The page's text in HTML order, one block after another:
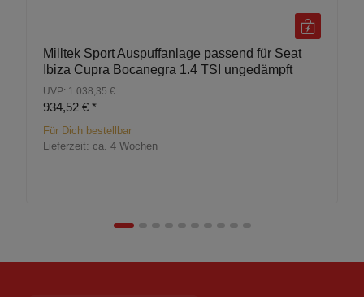
Milltek Sport Auspuffanlage passend für Seat
Ibiza Cupra Bocanegra 1.4 TSI ungedämpft
UVP: 1.038,35 €
934,52 € *
Für Dich bestellbar
Lieferzeit: ca. 4 Wochen